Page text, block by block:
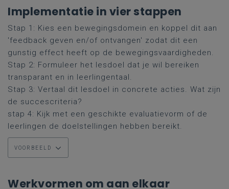
Implementatie in vier stappen
Stap 1: Kies een bewegingsdomein en koppel dit aan
'feedback geven en/of ontvangen' zodat dit een
gunstig effect heeft op de bewegingsvaardigheden.
Stap 2: Formuleer het lesdoel dat je wil bereiken
transparant en in leerlingentaal.
Stap 3: Vertaal dit lesdoel in concrete acties. Wat zijn
de succescriteria?
stap 4: Kijk met een geschikte evaluatievorm of de
leerlingen de doelstellingen hebben bereikt.
VOORBEELD
Werkvormen om aan elkaar